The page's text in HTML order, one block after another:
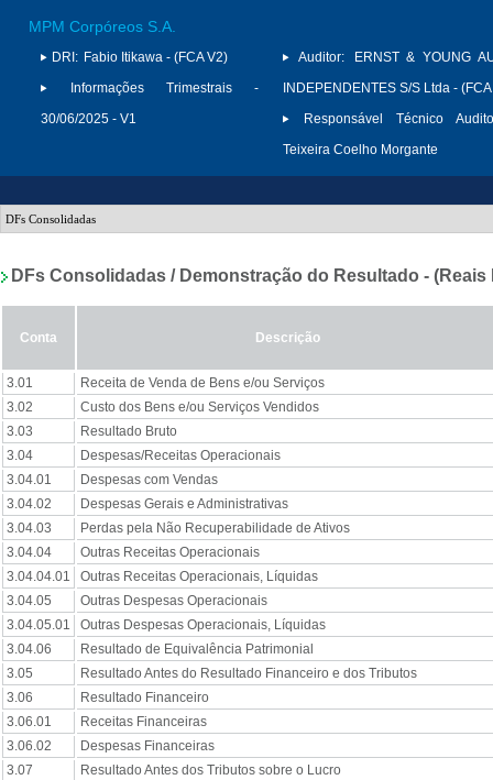
MPM Corpóreos S.A.
DRI: Fabio Itikawa - (FCA V2)
Informações Trimestrais -
30/06/2025 - V1
Auditor:
ERNST & YOUNG
INDEPENDENTES S/S Ltda -
Responsável Técnico
Teixeira Coelho Morgante